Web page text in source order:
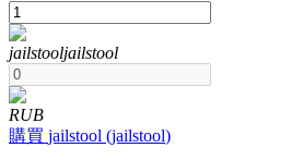
多種以USDT結算的永續合約
jailstooljailstool
RUB
購買 jailstool (jailstool)